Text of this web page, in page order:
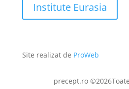
Institute Eurasia
Site realizat de ProWeb
precept.ro